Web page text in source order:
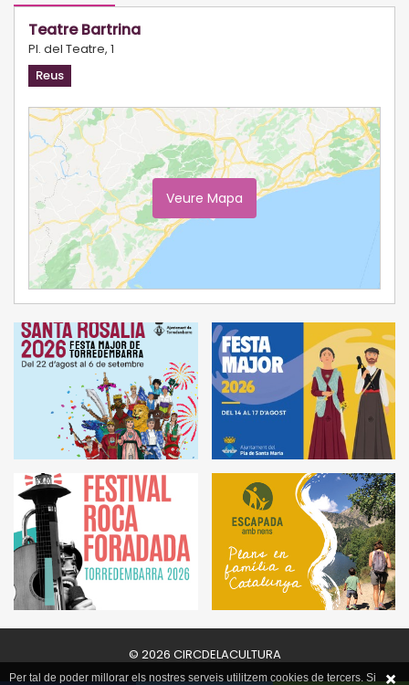
Teatre Bartrina
Pl. del Teatre, 1
Reus
Veure Mapa
© 2026 CIRCDELACULTURA
Per tal de poder millorar els nostres serveis utilitzem cookies de tercers. Si